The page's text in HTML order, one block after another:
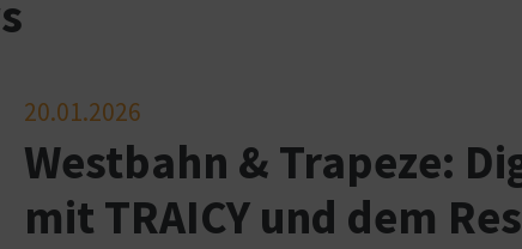
20.01.2026
Westbahn & Trapeze:
mit TRAICY und dem